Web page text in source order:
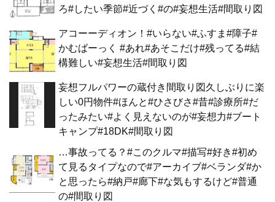
ろ#したい季節#近づく#の#妄想生活#間取り図
アコーーディオン！#いらない#ふすま#障子#
かむばーっく #あれ#あそこだけ#残ってる#結
構難しい#妄想生活#間取り図
妄想フルパワーの蔵付き間取り図久しぶりに楽
しい0円物件#ほんと#ひさびさ#昔#診療所#だ
ったみたい#よく見えないのが#妄想力#ブート
キャンプ#18DK#間取り図
…事故ってる？#このクルマ#描写#好き#初め
て見るタイプなので#アーカイブ#ベランダ#か
と思ったら#納戸#廊下#な気もするけど#普通
の#間取り図